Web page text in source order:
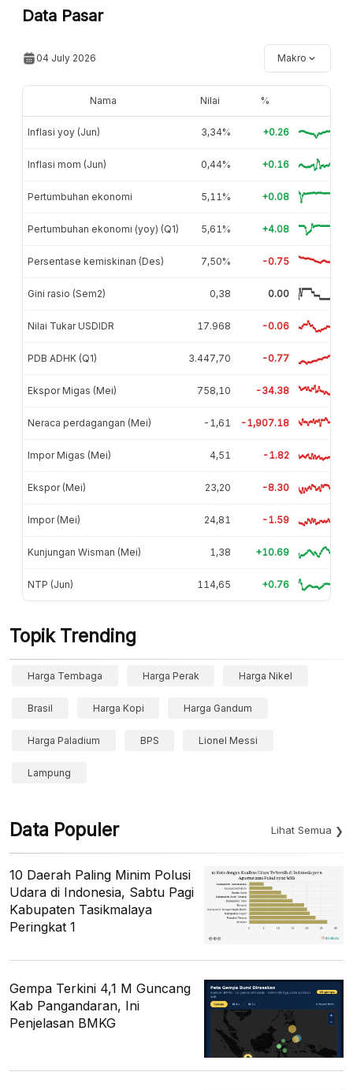
Data Pasar
04 July 2026 Makro
Nama Nilai %
Inflasi yoy (Jun) 3,34% +0.26
Inflasi mom (Jun) 0,44% +0.16
Pertumbuhan ekonomi 5,11% +0.08
Pertumbuhan ekonomi (yoy) (Q1) 5,61% +4.08
Persentase kemiskinan (Des) 7,50% -0.75
Gini rasio (Sem2) 0,38 0.00
Nilai Tukar USDIDR 17.968 -0.06
PDB ADHK (Q1) 3.447,70 -0.77
Ekspor Migas (Mei) 758,10 -34.38
Neraca perdagangan (Mei) -1,61 -1,907.18
Impor Migas (Mei) 4,51 -1.82
Ekspor (Mei) 23,20 -8.30
Impor (Mei) 24,81 -1.59
Kunjungan Wisman (Mei) 1,38 +10.69
NTP (Jun) 114,65 +0.76
Topik Trending
Harga Tembaga Harga Perak Harga Nikel
Brasil Harga Kopi Harga Gandum
Harga Paladium BPS Lionel Messi
Lampung
Data Populer Lihat Semua
10 Daerah Paling Minim Polusi
Udara di Indonesia, Sabtu Pagi
Kabupaten Tasikmalaya
Peringkat 1
Gempa Terkini 4,1 M Guncang
Kab Pangandaran, Ini
Penjelasan BMKG